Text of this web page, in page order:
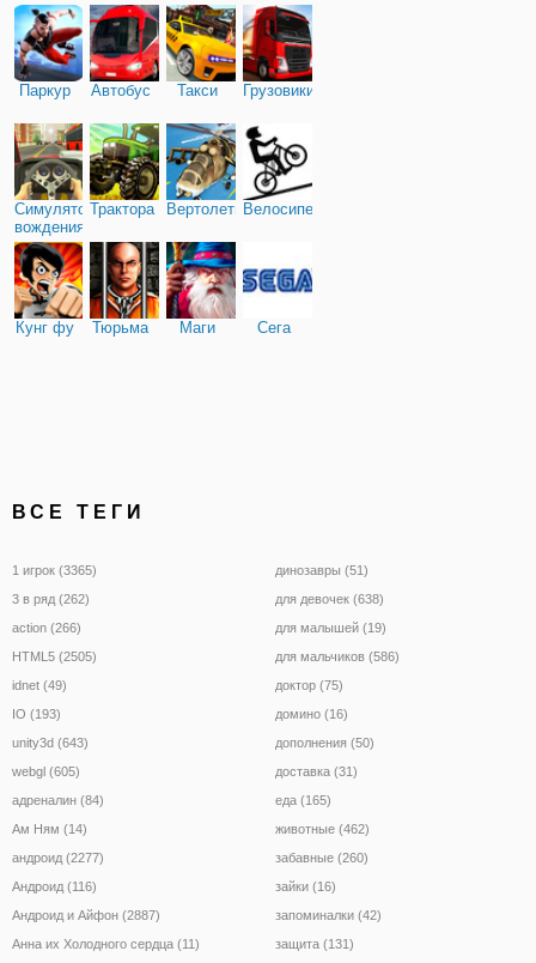
Паркур Автобус Такси Грузовики
Симулятор
вождения
Трактора ВертолетыВелосипед
Кунг фу Тюрьма Маги Сега
ВСЕ ТЕГИ
1 игрок (3365)
3 в ряд (262)
action (266)
HTML5 (2505)
idnet (49)
IO (193)
unity3d (643)
webgl (605)
адреналин (84)
Ам Ням (14)
андроид (2277)
Андроид (116)
Андроид и Айфон (2887)
Анна их Холодного сердца (11)
динозавры (51)
для девочек (638)
для малышей (19)
для мальчиков (586)
доктор (75)
домино (16)
дополнения (50)
доставка (31)
еда (165)
животные (462)
забавные (260)
зайки (16)
запоминалки (42)
защита (131)